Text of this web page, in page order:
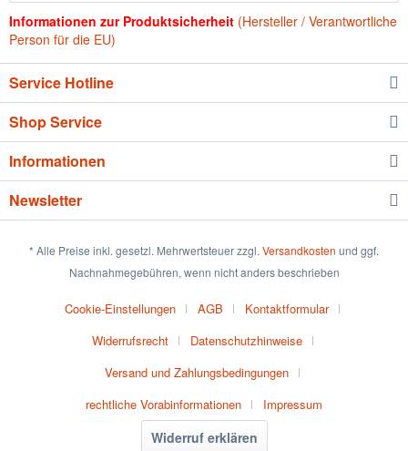
Informationen zur Produktsicherheit (Hersteller / Verantwortliche
Person für die EU)
Service Hotline
Shop Service
Informationen
Newsletter
* Alle Preise inkl. gesetzl. Mehrwertsteuer zzgl. Versandkosten und ggf.
Nachnahmegebühren, wenn nicht anders beschrieben
Cookie-Einstellungen AGB
Kontaktformular
Widerrufsrecht
Datenschutzhinweise
Versand und Zahlungsbedingungen
rechtliche Vorabinformationen
Impressum
Widerruf erklären